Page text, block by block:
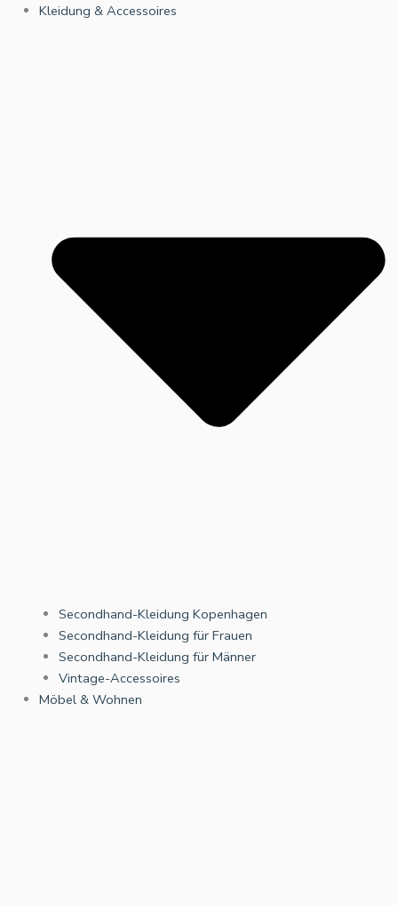
Kleidung & Accessoires
Secondhand-Kleidung Kopenhagen
Secondhand-Kleidung für Frauen
Secondhand-Kleidung für Männer
Vintage-Accessoires
Möbel & Wohnen